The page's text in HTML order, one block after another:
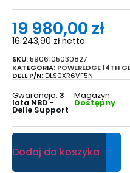
19 980,00 zł
16 243,90 złnetto
SKU:5906105030827
KATEGORIA: POWEREDGE 14TH
DELL P/N:DLS0XR6VF5N
Gwarancja: 3
lata NBD -
Delle Support
Magazyn:
Dostępny
Dodaj do koszyka